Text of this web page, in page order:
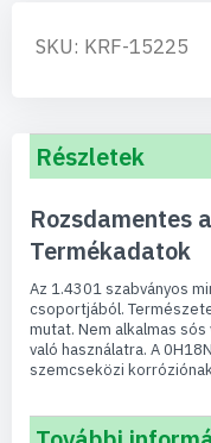
SKU: KRF-15225
Részletek
Rozsdamentes
Termékadatok
Az 1.4301 szabványos
csoportjából.
mutat. Nem alkalmas
való használatra. A
szemcseközi